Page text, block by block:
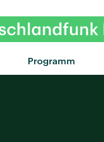
Programm